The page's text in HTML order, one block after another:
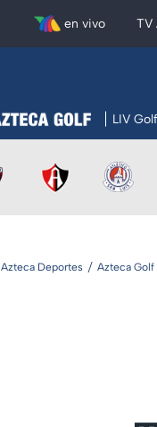
en vivo TV
LIV Golf
Azteca Deportes Azteca Golf